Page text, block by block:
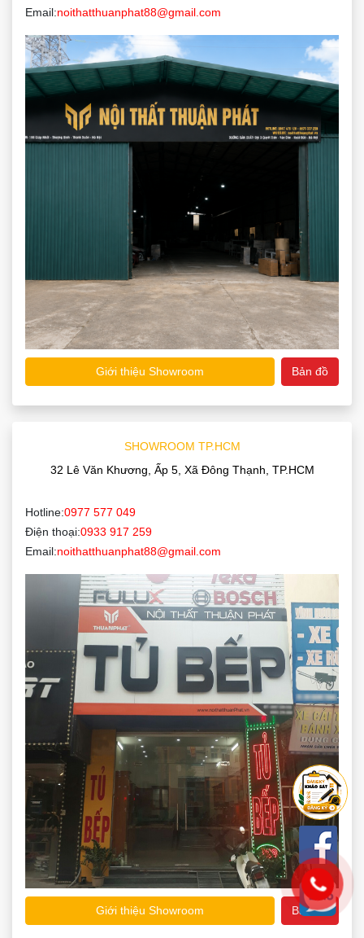
Email:noithatthuanphat88@gmail.com
Giới thiệu Showroom Bản đồ
SHOWROOM TP.HCM
32 Lê Văn Khương, Ấp 5, Xã Đông Thạnh, TP.HCM
Hotline:0977 577 049
Điện thoại:0933 917 259
Email:noithatthuanphat88@gmail.com
Giới thiệu Showroom Bản đồ